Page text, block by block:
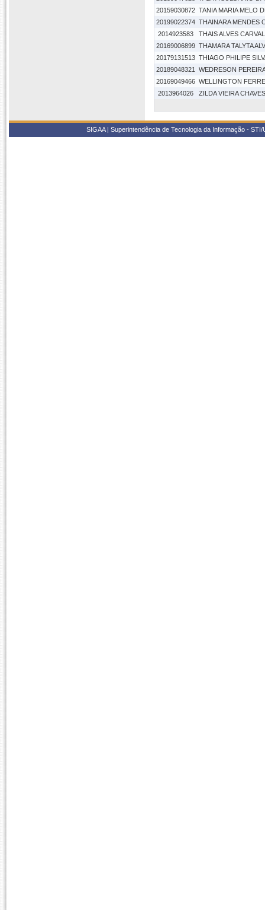
20159030872 TANIA MARIA MELO
20199022374 THAINARA MENDES
2014923583
THAIS ALVES
20169006899 THAMARA TALYTA
20179131513 THIAGO PHILIPE
20189048321
WEDRESON
20169049466 WELLINGTON
2013964026
ZILDA VIEIRA CHAVES
SIGAA | Superintendência de Tecnologia da Informação -